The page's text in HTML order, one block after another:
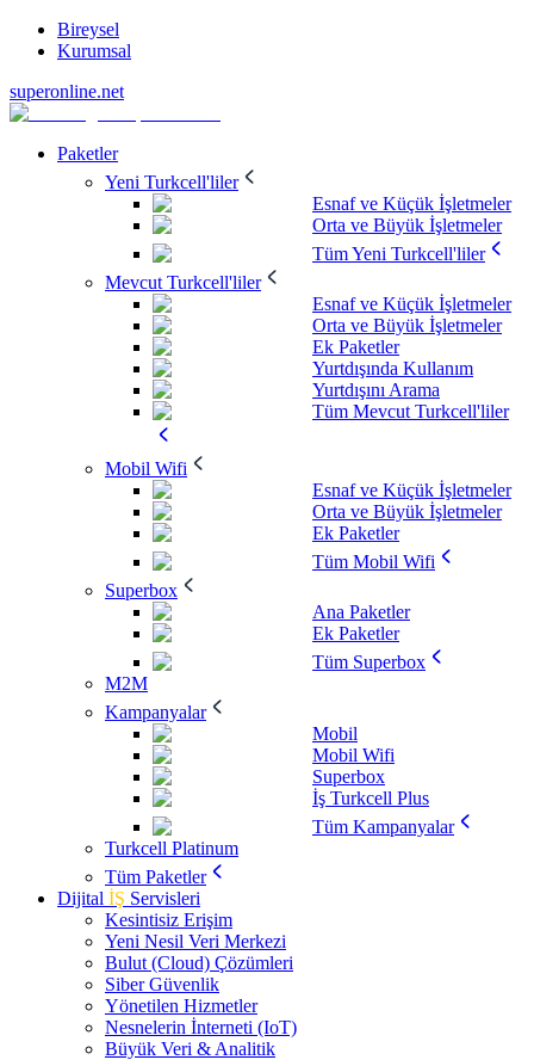
Bireysel
Kurumsal
superonline.net
Paketler
Yeni Turkcell'liler
Esnaf ve Küçük İşletmeler
Orta ve Büyük İşletmeler
Tüm Yeni Turkcell'liler
Mevcut Turkcell'liler
Esnaf ve Küçük İşletmeler
Orta ve Büyük İşletmeler
Ek Paketler
Yurtdışında Kullanım
Yurtdışını Arama
Tüm Mevcut Turkcell'liler
Mobil Wifi
Esnaf ve Küçük İşletmeler
Orta ve Büyük İşletmeler
Ek Paketler
Tüm Mobil Wifi
Superbox
Ana Paketler
Ek Paketler
Tüm Superbox
M2M
Kampanyalar
Mobil
Mobil Wifi
Superbox
İş Turkcell Plus
Tüm Kampanyalar
Turkcell Platinum
Tüm Paketler
Dijital İŞ Servisleri
Kesintisiz Erişim
Yeni Nesil Veri Merkezi
Bulut (Cloud) Çözümleri
Siber Güvenlik
Yönetilen Hizmetler
Nesnelerin İnterneti (IoT)
Büyük Veri & Analitik